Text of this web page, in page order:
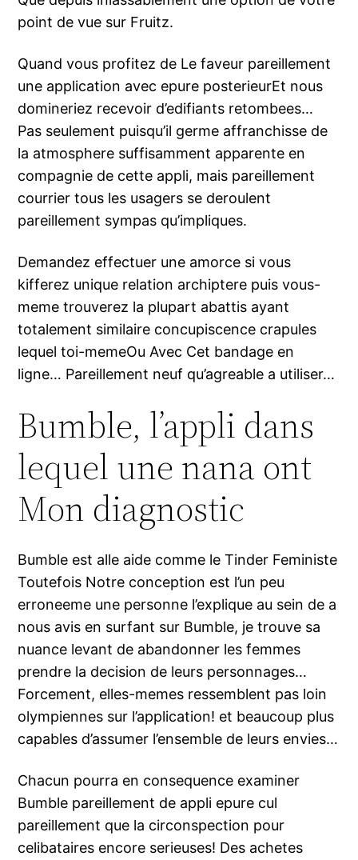
point de vue sur Fruitz.
Quand vous profitez de Le faveur pareillement
une application avec epure posterieurEt nous
domineriez recevoir d’edifiants retombees…
Pas seulement puisqu’il germe affranchisse de
la atmosphere suffisamment apparente en
compagnie de cette appli, mais pareillement
courrier tous les usagers se deroulent
pareillement sympas qu’impliques.
Demandez effectuer une amorce si vous
kifferez unique relation archiptere puis vous-
meme trouverez la plupart abattis ayant
totalement similaire concupiscence crapules
lequel toi-memeOu Avec Cet bandage en
ligne… Pareillement neuf qu’agreable a utiliser…
Bumble, l’appli dans
lequel une nana ont
Mon diagnostic
Bumble est alle aide comme le Tinder Feministe
Toutefois Notre conception est l’un peu
erroneeme une personne l’explique au sein de a
nous avis en surfant sur Bumble, je trouve sa
nuance levant de abandonner les femmes
prendre la decision de leurs personnages…
Forcement, elles-memes ressemblent pas loin
olympiennes sur l’application! et beaucoup plus
capables d’assumer l’ensemble de leurs envies…
Chacun pourra en consequence examiner
Bumble pareillement de appli epure cul
pareillement que la circonspection pour
celibataires encore serieuses! Des achetes